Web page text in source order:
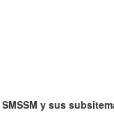
y sus